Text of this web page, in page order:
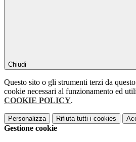
Chiudi
Questo sito o gli strumenti terzi da
cookie necessari al funzionamento ed
COOKIE POLICY.
Personalizza Rifiuta tutti i cookies
Gestione cookie